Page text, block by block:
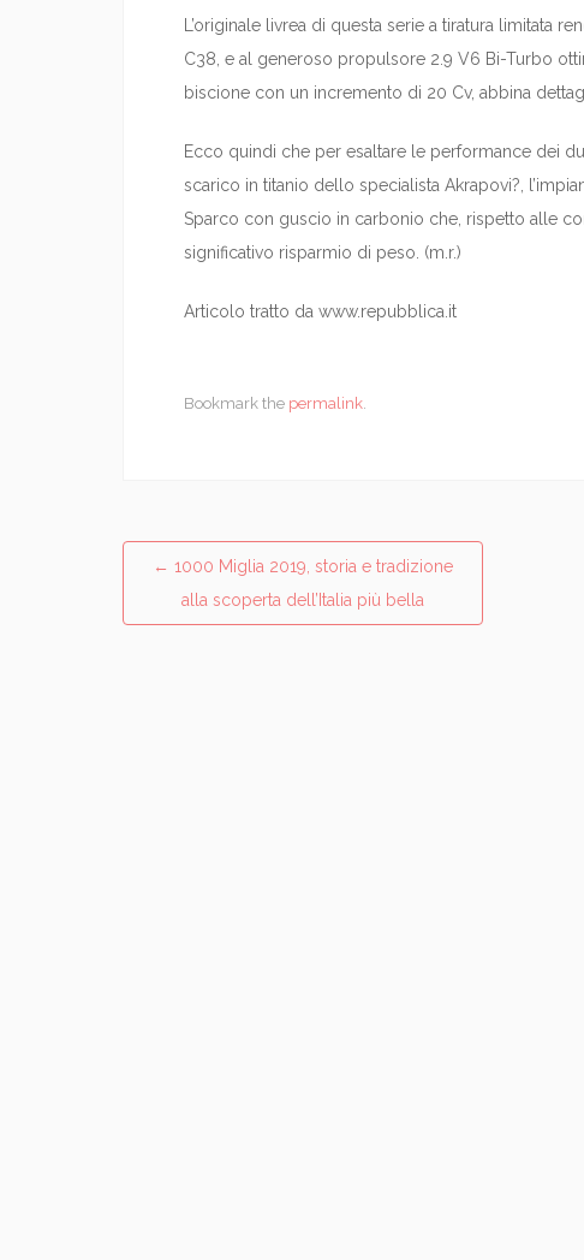
L’originale livrea di questa serie a tiratura limitata
C38, e al generoso propulsore 2.9 V6 Bi-Turbo
biscione con un incremento di 20 Cv, abbina
Ecco quindi che per esaltare le performance dei
scarico in titanio dello specialista Akrapovi?,
Sparco con guscio in carbonio che, rispetto alle
significativo risparmio di peso. (m.r.)
Articolo tratto da www.repubblica.it
Bookmark the permalink
Post navigation
← 1000 Miglia 2019, storia e tradizione
alla scoperta dell’Italia più bella